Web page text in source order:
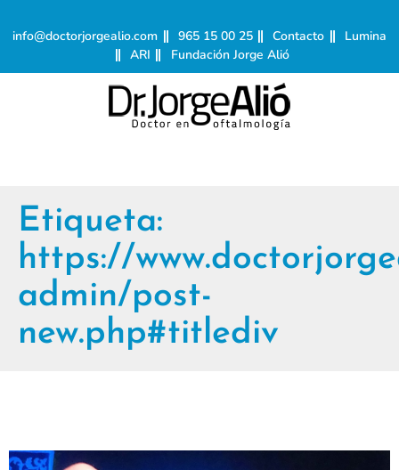
info@doctorjorgealio.com 965 15 00 25 Contacto
Lumina
ARI
Fundación Jorge Alió
Etiqueta:
https://
admin/post-
new.php#titlediv